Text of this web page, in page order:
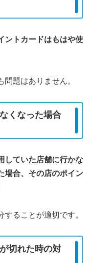
ントカードはもはや使
題はありません。
くなった場合
していた店舗に行かな
場合、その店のポイン
ることが適切です。
切れた時の対